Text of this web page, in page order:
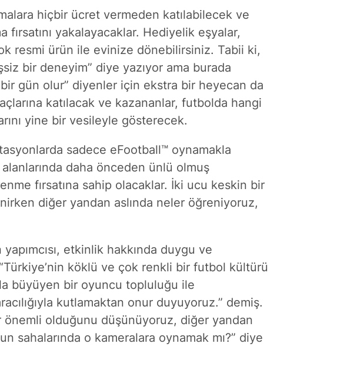
hiçbir ücret vermeden katılabilecek ve
yakalayacaklar. Hediyelik eşyalar,
resmi ürün ile evinize dönebilirsiniz. Tabii ki,
bir deneyim” diye yazıyor ama burada
bir gün olur” diyenler için ekstra bir heyecan da
katılacak ve kazananlar, futbolda hangi
yine bir vesileyle gösterecek.
sadece eFootball™ oynamakla
daha önceden ünlü olmuş
fırsatına sahip olacaklar. İki ucu keskin bir
diğer yandan aslında neler öğreniyoruz,
etkinlik hakkında duygu ve
köklü ve çok renkli bir futbol kültürü
büyüyen bir oyuncu topluluğu ile
kutlamaktan onur duyuyoruz.” demiş.
önemli olduğunu düşünüyoruz, diğer yandan
sahalarında o kameralara oynamak mı?” diye